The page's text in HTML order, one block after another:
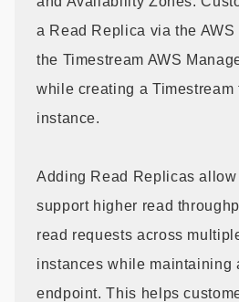
a Read Replica via the
the Timestream AWS
while creating a Timestream
instance.
Adding Read Replicas allow
support higher read
read requests across
instances while maintaining
endpoint. This helps